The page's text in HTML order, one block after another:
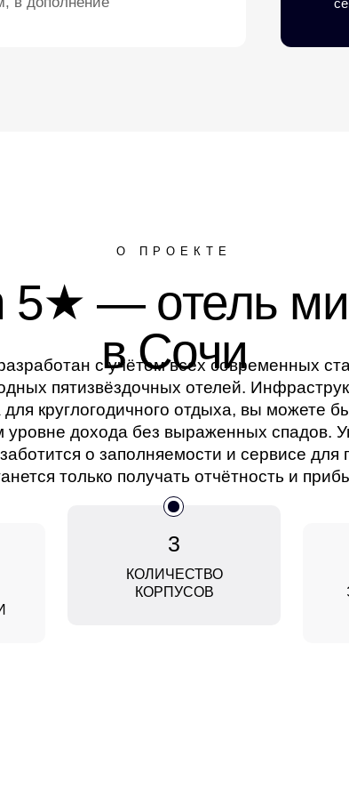
5★ — отель
в Сочи
с учётом всех современных
пятизвёздочных отелей.
для круглогодичного отдыха, вы можете
уровне дохода без выраженных спадов.
о заполняемости и сервисе для
только получать отчётность и
3
КОЛИЧЕСТВО
КОРПУСОВ
О ПРОЕКТЕ